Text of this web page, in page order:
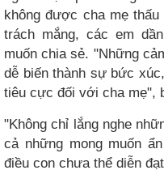
không được cha mẹ
trách mắng, các em
muốn chia sẻ. "Những
dễ biến thành sự bức
tiêu cực đối với cha mẹ",
"Không chỉ lắng nghe
cả những mong muốn
điều con chưa thể diễn